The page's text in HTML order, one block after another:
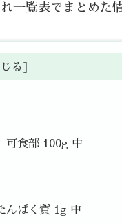
一覧表でまとめた
可食部 100g 中
んぱく質 1g 中